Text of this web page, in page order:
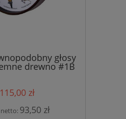
głosy
drewno #1B
115,00 zł
netto: 93,50 zł